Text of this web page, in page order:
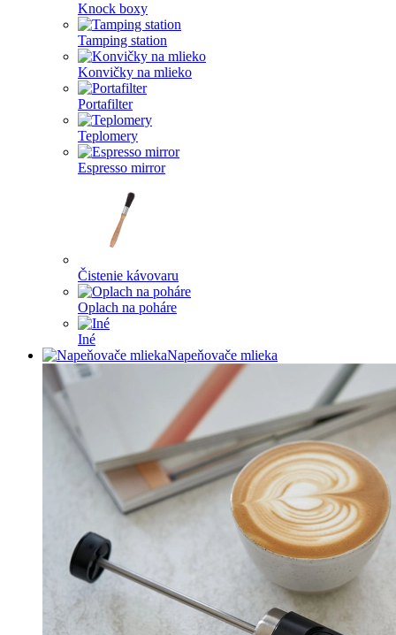
Knock boxy
Tamping station
Konvičky na mlieko
Portafilter
Teplomery
Espresso mirror
Čistenie kávovaru
Oplach na poháre
Iné
Napeňovače mlieka